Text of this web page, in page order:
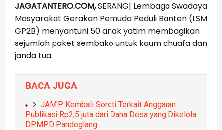
JAGATANTERO.COM,SERANG| Lembaga Swadaya
Masyarakat Gerakan Pemuda Peduli Banten (LSM
GP2B) menyantuni 50 anak yatim membagikan
sejumlah paket sembako untuk kaum dhuafa dan
janda tua.
BACA JUGA
JAM'P Kembali Soroti Terkait Anggaran
Publikasi Rp2,5 juta dari Dana Desa yang Dikelola
DPMPD Pandeglang